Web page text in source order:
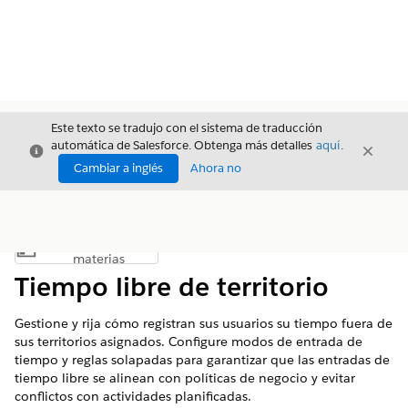
Cerrar
Este texto se tradujo con el sistema de traducción
automática de Salesforce. Obtenga más detalles aquí.
Cambiar a inglés
Ahora no
Cerrar
Mostrar índice de materias
materias
Tiempo libre de territorio
Gestione y rija cómo registran sus usuarios su tiempo fuera de
sus territorios asignados. Configure modos de entrada de
tiempo y reglas solapadas para garantizar que las entradas de
tiempo libre se alinean con políticas de negocio y evitar
conflictos con actividades planificadas.